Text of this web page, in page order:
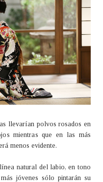
llevarían polvos rosados en
mientras que en las más
menos evidente.
natural del labio, en tono
jóvenes sólo pintarán su